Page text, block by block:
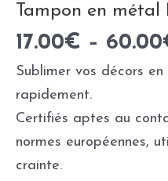
Tampon en métal
17.00€ – 60.00
Sublimer vos décors
rapidement.
Certifiés aptes au
normes européennes,
crainte.